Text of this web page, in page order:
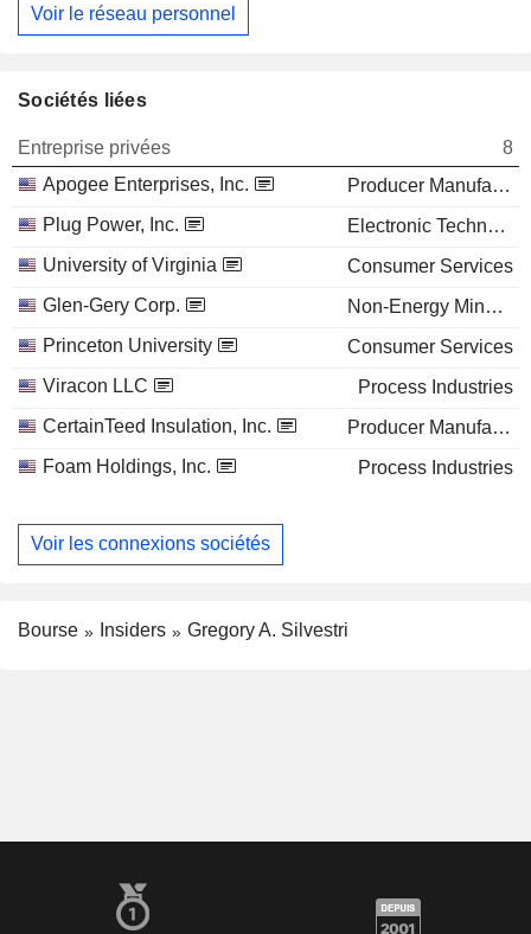
Voir le réseau personnel
Sociétés liées
Entreprise privées
8
Apogee Enterprises, Inc.
Producer Manufacturing
Plug Power, Inc.
Electronic Technology
University of Virginia
Consumer Services
Glen-Gery Corp.
Non-Energy Minerals
Princeton University
Consumer Services
Viracon LLC
Process Industries
CertainTeed Insulation, Inc.
Producer Manufacturing
Foam Holdings, Inc.
Process Industries
Voir les connexions sociétés
Bourse Insiders Gregory A. Silvestri